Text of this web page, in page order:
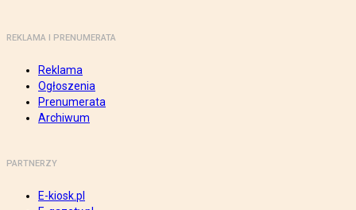
REKLAMA I PRENUMERATA
Reklama
Ogłoszenia
Prenumerata
Archiwum
PARTNERZY
E-kiosk.pl